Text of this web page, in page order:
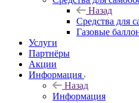
Назад
Средства для
Газовые
Услуги
Партнёры
Акции
Информация
Назад
Информация